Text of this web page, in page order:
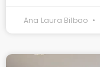
Ana Laura Bilbao